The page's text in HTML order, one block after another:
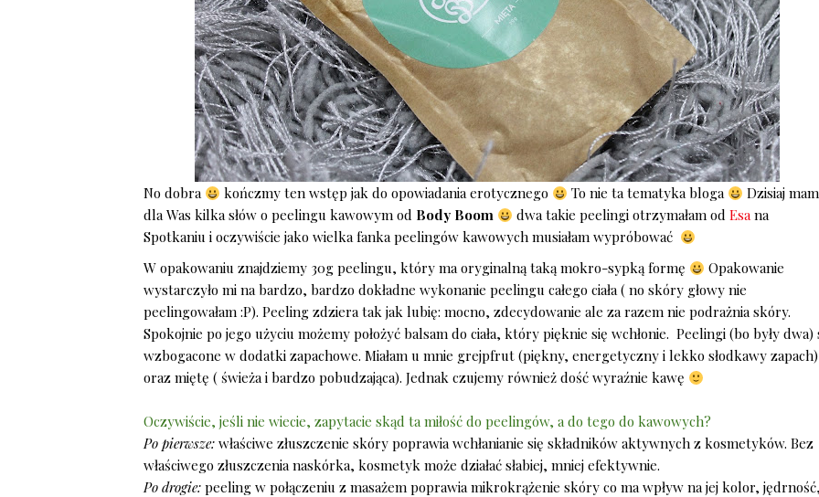
No dobra kończmy ten wstęp jak do opowiadania erotycznego To nie ta tematyka bloga
Dzisiaj mam
dla Was kilka słów o peelingu kawowym od Body Boom dwa takie peelingi otrzymałam odEsana
Spotkaniu i oczywiście jako wielka fanka peelingów kawowych musiałam wypróbować
W opakowaniu znajdziemy 30g peelingu, który ma oryginalną taką mokro-sypką formę
Opakowanie
wystarczyło mi na bardzo, bardzo dokładne wykonanie peelingu całego ciała ( no skóry głowy nie
peelingowałam :P). Peeling zdziera tak jak lubię: mocno, zdecydowanie ale za razem nie podrażnia skóry.
Spokojnie po jego użyciu możemy położyć balsam do ciała, który pięknie się wchłonie. Peelingi (bo były dwa)
wzbogacone w dodatki zapachowe. Miałam u mnie grejpfrut (piękny, energetyczny i lekko słodkawy zapach)
oraz miętę ( świeża i bardzo pobudzająca). Jednak czujemy również dość wyraźnie kawę
Oczywiście, jeśli nie wiecie, zapytacie skąd ta miłość do peelingów, a do tego do kawowych?
Po pierwsze: właściwe złuszczenie skóry poprawia wchłanianie się składników aktywnych z kosmetyków. Bez
właściwego złuszczenia naskórka, kosmetyk może działać słabiej, mniej efektywnie.
Po drogie: peeling w połączeniu z masażem poprawia mikrokrążenie skóry co ma wpływ na jej kolor,